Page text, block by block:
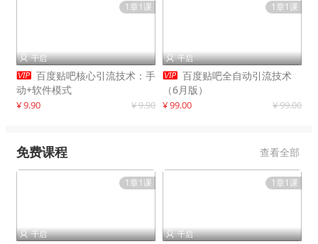
1章1课
 千启
 百度贴吧核心引流技术：手
动+软件模式
¥ 9.90 ¥ 9.90
1章1课
 千启
 百度贴吧全自动引流技术
（6月版）
¥ 99.00 ¥ 99.00
免费课程 查看全部
1章1课
 千启
1章1课
 千启